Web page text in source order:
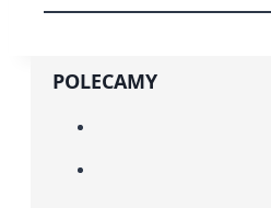
POLECAMY